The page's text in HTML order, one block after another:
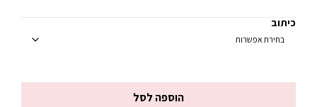
כיתוב
הוספה לסל